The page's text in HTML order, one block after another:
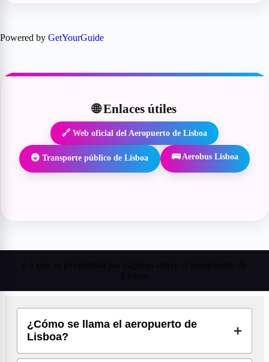
Powered by GetYourGuide
🌐 Enlaces útiles
🔗 Web oficial del Aeropuerto de Lisboa
🚇 Transporte público de Lisboa 🚌 Aerobus Lisboa
¿Cómo se llama el aeropuerto de
Lisboa?